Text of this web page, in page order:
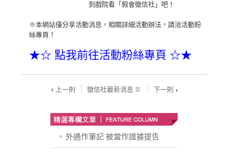
到戲院看「假會徵信社」吧！
※本網站僅分享活動消息，相關詳細活動辦法，請洽活動粉
絲專頁！
★☆ 點我前往活動粉絲專頁 ☆★
上一則 徵信社最新消息 下一則
外遇作筆記 被當作證據提告